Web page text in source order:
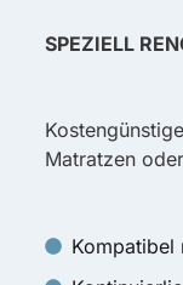
SPEZIELL
Matratzen
Kompatibel